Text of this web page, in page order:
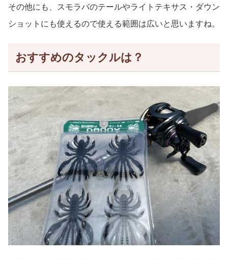
その他にも、スモラバのテールやライトテキサス・ダウン
ショットにも使えるので使える範囲は広いと思いますね。
おすすめのタックルは？